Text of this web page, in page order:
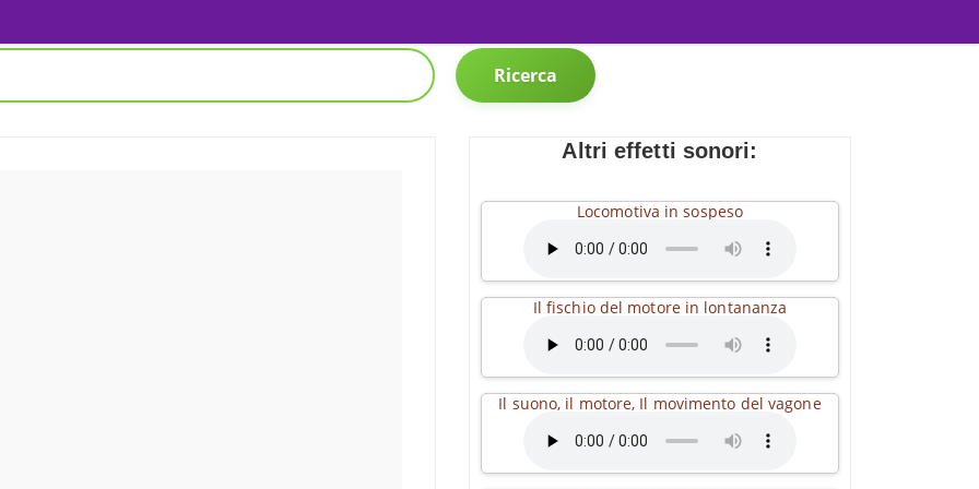
Ricerca
Altri effetti sonori:
Locomotiva in sospeso
Il fischio del motore in lontananza
Il suono, il motore, Il movimento del vagone